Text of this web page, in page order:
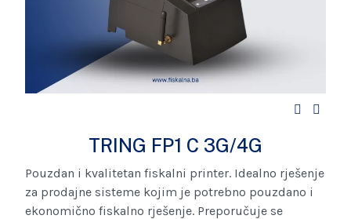
TRING FP1 C 3G/4G
Pouzdan i kvalitetan fiskalni printer. Idealno rješenje
za prodajne sisteme kojim je potrebno pouzdano i
ekonomično fiskalno rješenje. Preporučuje se